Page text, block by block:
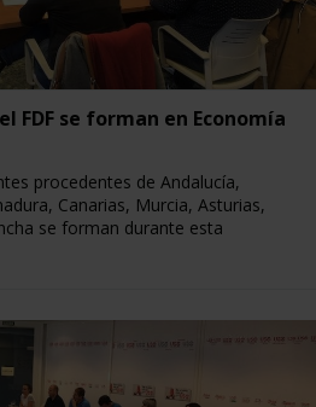
FDF se forman en Economía
procedentes de Andalucía,
Canarias, Murcia, Asturias,
se forman durante esta